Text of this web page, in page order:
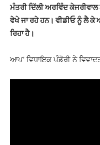
ਮੰਤਰੀ ਦਿੱਲੀ ਅਰਵਿੰਦ
ਵੇਖੇ ਜਾ ਰਹੇ ਹਨ। ਵੀਡੀਓ ਨੂੰ ਲੈ
ਰਿਹਾ ਹੈ।
ਆਪ’ ਵਿਧਾਇਕ ਪੰਡੋਰੀ ਨੇ